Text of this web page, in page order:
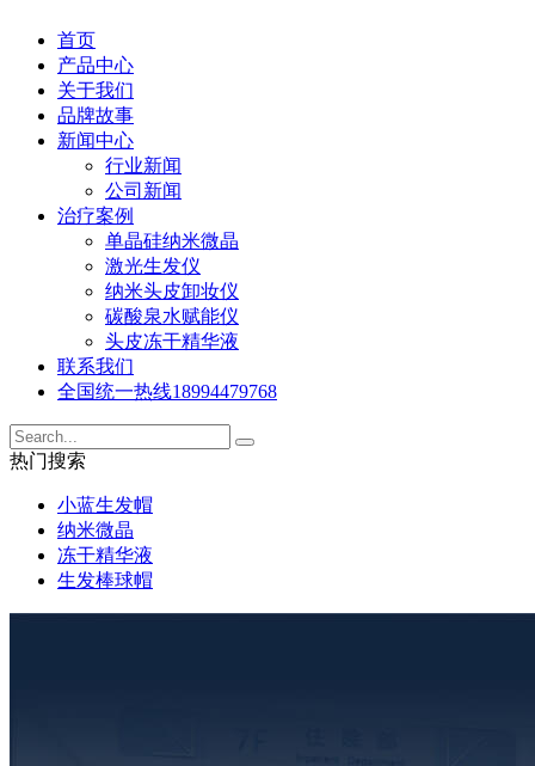
首页
产品中心
关于我们
品牌故事
新闻中心
行业新闻
公司新闻
治疗案例
单晶硅纳米微晶
激光生发仪
纳米头皮卸妆仪
碳酸泉水赋能仪
头皮冻干精华液
联系我们
全国统一热线18994479768
热门搜索
小蓝生发帽
纳米微晶
冻干精华液
生发棒球帽